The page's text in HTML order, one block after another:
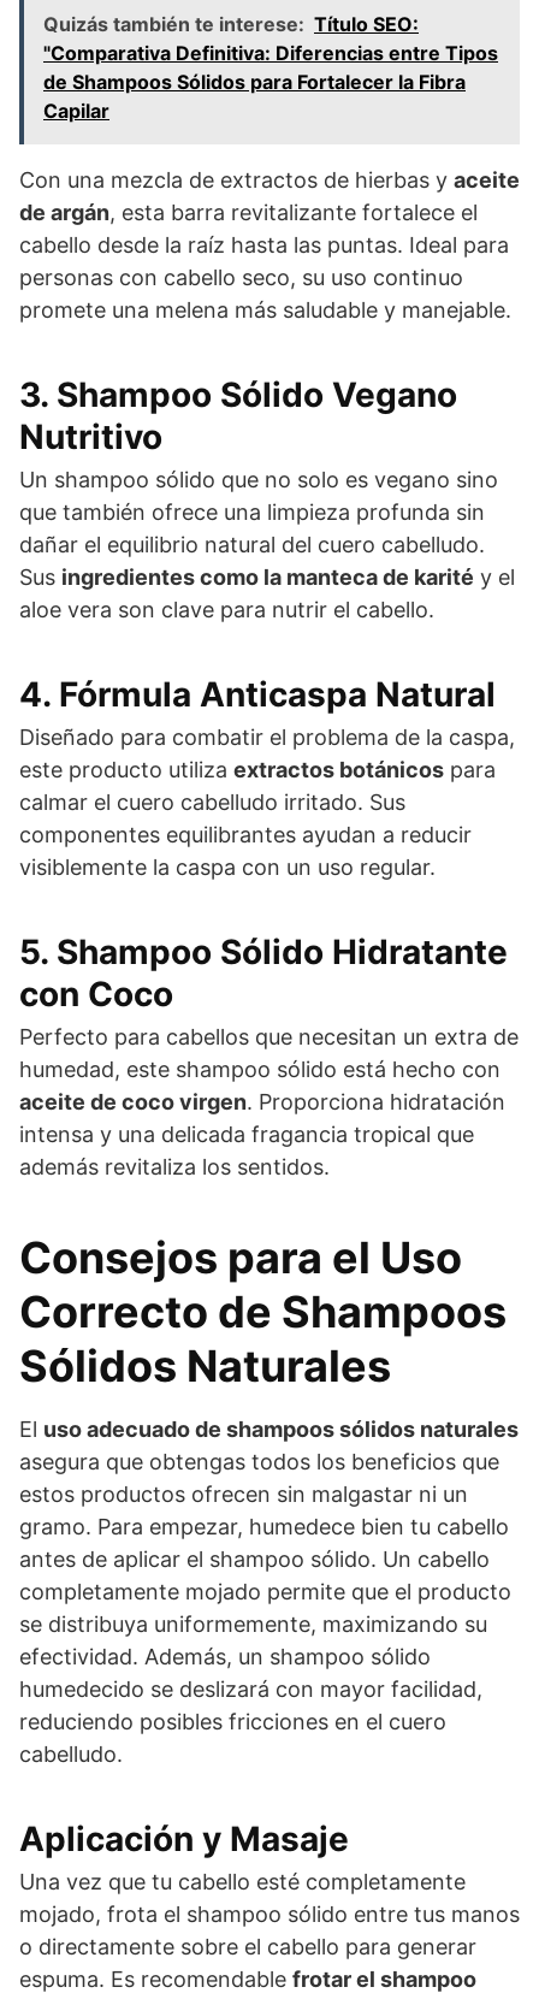
Quizás también te interese: Título SEO:
"Comparativa Definitiva: Diferencias entre Tipos
de Shampoos Sólidos para Fortalecer la Fibra
Capilar
Con una mezcla de extractos de hierbas y aceite
de argán, esta barra revitalizante fortalece el
cabello desde la raíz hasta las puntas. Ideal para
personas con cabello seco, su uso continuo
promete una melena más saludable y manejable.
3. Shampoo Sólido Vegano
Nutritivo
Un shampoo sólido que no solo es vegano sino
que también ofrece una limpieza profunda sin
dañar el equilibrio natural del cuero cabelludo.
Sus ingredientes como la manteca de karité y el
aloe vera son clave para nutrir el cabello.
4. Fórmula Anticaspa Natural
Diseñado para combatir el problema de la caspa,
este producto utiliza extractos botánicos para
calmar el cuero cabelludo irritado. Sus
componentes equilibrantes ayudan a reducir
visiblemente la caspa con un uso regular.
5. Shampoo Sólido Hidratante
con Coco
Perfecto para cabellos que necesitan un extra de
humedad, este shampoo sólido está hecho con
aceite de coco virgen. Proporciona hidratación
intensa y una delicada fragancia tropical que
además revitaliza los sentidos.
Consejos para el Uso
Correcto de Shampoos
Sólidos Naturales
El uso adecuado de shampoos sólidos naturales
asegura que obtengas todos los beneficios que
estos productos ofrecen sin malgastar ni un
gramo. Para empezar, humedece bien tu cabello
antes de aplicar el shampoo sólido. Un cabello
completamente mojado permite que el producto
se distribuya uniformemente, maximizando su
efectividad. Además, un shampoo sólido
humedecido se deslizará con mayor facilidad,
reduciendo posibles fricciones en el cuero
cabelludo.
Aplicación y Masaje
Una vez que tu cabello esté completamente
mojado, frota el shampoo sólido entre tus manos
o directamente sobre el cabello para generar
espuma. Es recomendable frotar el shampoo